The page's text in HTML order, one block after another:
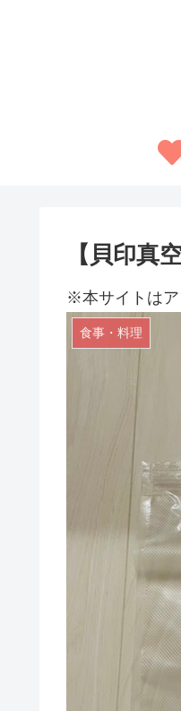
【貝印真
※本サイトはア
食事・料理